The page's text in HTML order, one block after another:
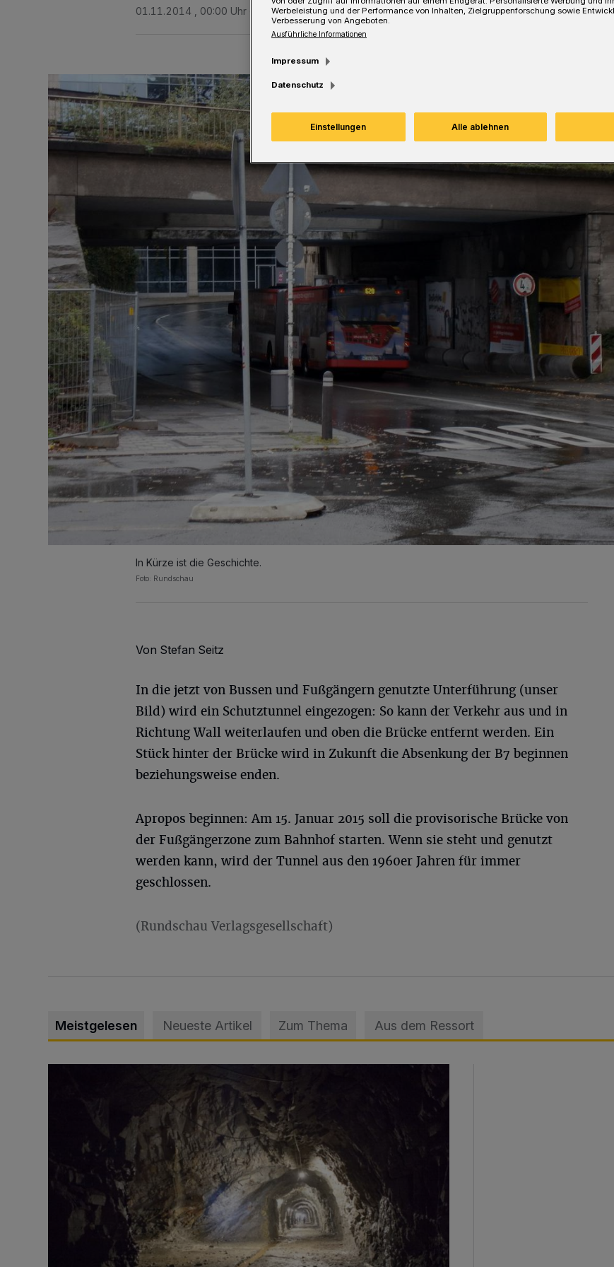
01.11.2014 , 00:00 Uhr Eine Minute Lesezeit
In Kürze ist die Geschichte.
Foto: Rundschau
Von Stefan Seitz
In die jetzt von Bussen und Fußgängern genutzte Unterführung (unser
Bild) wird ein Schutztunnel eingezogen: So kann der Verkehr aus und in
Richtung Wall weiterlaufen und oben die Brücke entfernt werden. Ein
Stück hinter der Brücke wird in Zukunft die Absenkung der B7 beginnen
beziehungsweise enden.
Apropos beginnen: Am 15. Januar 2015 soll die provisorische Brücke von
der Fußgängerzone zum Bahnhof starten. Wenn sie steht und genutzt
werden kann, wird der Tunnel aus den 1960er Jahren für immer
geschlossen.
(Rundschau Verlagsgesellschaft)
Meistgelesen Neueste Artikel Zum Thema Aus dem Ressort
Werbeleistung und der Performance von Inhalten, Zielgruppenforschung sowie
Verbesserung von Angeboten.
Ausführliche Informationen
Impressum
Datenschutz
Einstellungen Alle ablehnen